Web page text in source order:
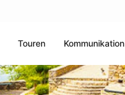
Touren Kommunikation